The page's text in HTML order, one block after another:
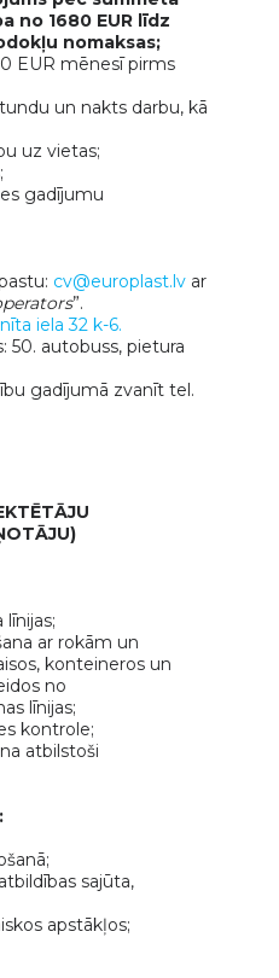
no 1680 EUR līdz
nomaksas;
EUR mēnesī pirms
un nakts darbu, kā
uz vietas;
gadījumu
cv@europlast.lvar
”.
iela 32 k-6.
50. autobuss, pietura
gadījumā zvanīt tel.
līnijas;
ar rokām un
konteineros un
no
līnijas;
kontrole;
atbilstoši
sajūta,
apstākļos;